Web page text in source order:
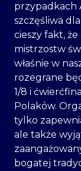
przypadkach
szczęśliwa
cieszy fakt,
mistrzostw
właśnie w
rozegrane
1/8 i
Polaków.
tylko
ale także
bogatej